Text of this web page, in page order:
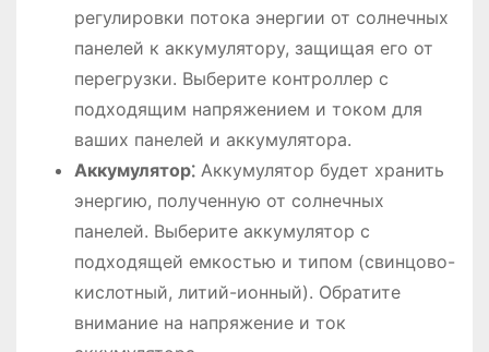
регулировки потока энергии от солнечных
панелей к аккумулятору, защищая его от
перегрузки. Выберите контроллер с
подходящим напряжением и током для
ваших панелей и аккумулятора.
Аккумулятор⁚Аккумулятор будет хранить
энергию, полученную от солнечных
панелей. Выберите аккумулятор с
подходящей емкостью и типом (свинцово-
кислотный, литий-ионный). Обратите
внимание на напряжение и ток